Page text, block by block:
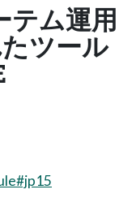
テム運用
ツール